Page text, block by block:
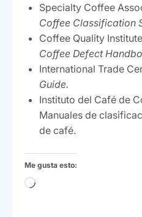
Specialty Coffee
Coffee Classification
Coffee Quality
Coffee Defect
International Trade
Guide.
Instituto del Café de
Manuales de
de café.
Me gusta esto:
Cargando...